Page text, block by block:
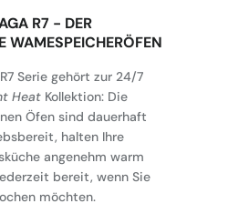
R7 - DER
WAMESPEICHERÖFEN
Serie gehört zur 24/7
Heat Kollektion: Die
Öfen sind dauerhaft
halten Ihre
angenehm warm
bereit, wenn Sie
möchten.